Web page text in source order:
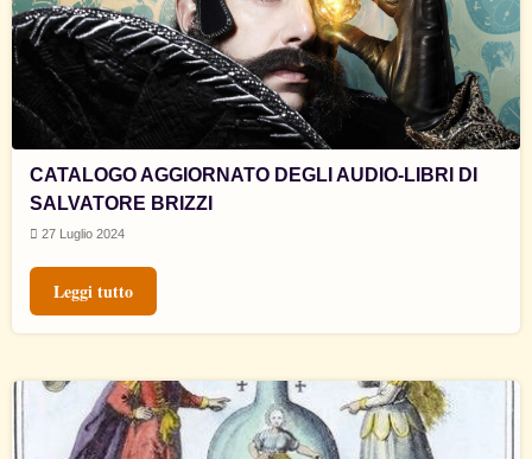
CATALOGO AGGIORNATO DEGLI AUDIO-LIBRI DI
SALVATORE BRIZZI
27 Luglio 2024
Leggi tutto